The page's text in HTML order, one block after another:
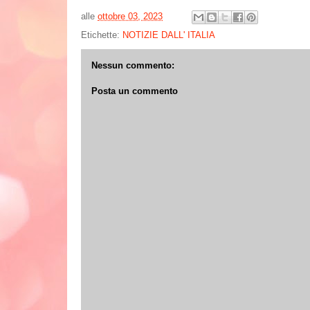
alle ottobre 03, 2023
Etichette: NOTIZIE DALL' ITALIA
Nessun commento:
Posta un commento